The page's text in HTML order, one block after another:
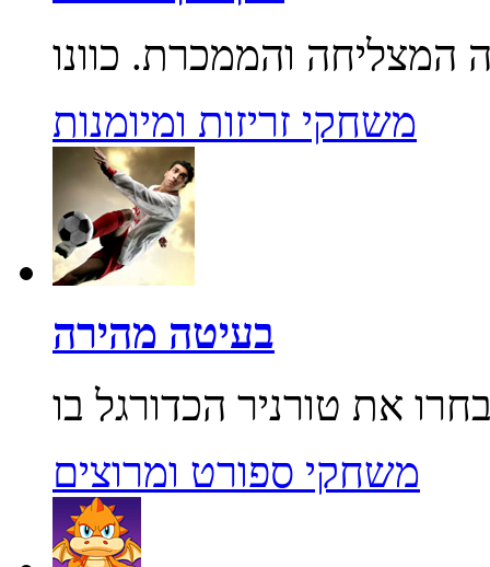
משחקי זריזות ומיומנות
בעיטה מהירה
משחקי ספורט ומרוצים